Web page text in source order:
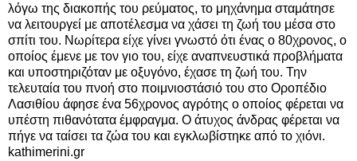
λόγω της διακοπής του ρεύματος, το μηχάνημα σταμάτησε
να λειτουργεί με αποτέλεσμα να χάσει τη ζωή του μέσα στο
σπίτι του. Νωρίτερα είχε γίνει γνωστό ότι ένας ο 80χρονος, ο
οποίος έμενε με τον γιο του, είχε αναπνευστικά προβλήματα
και υποστηριζόταν με οξυγόνο, έχασε τη ζωή του. Την
τελευταία του πνοή στο ποιμνιοστάσιό του στο Οροπέδιο
Λασιθίου άφησε ένα 56χρονος αγρότης ο οποίος φέρεται να
υπέστη πιθανότατα έμφραγμα. Ο άτυχος άνδρας φέρεται να
πήγε να ταίσει τα ζώα του και εγκλωβίστηκε από το χιόνι.
kathimerini.gr